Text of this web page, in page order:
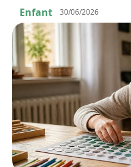
Enfant 30/06/2026